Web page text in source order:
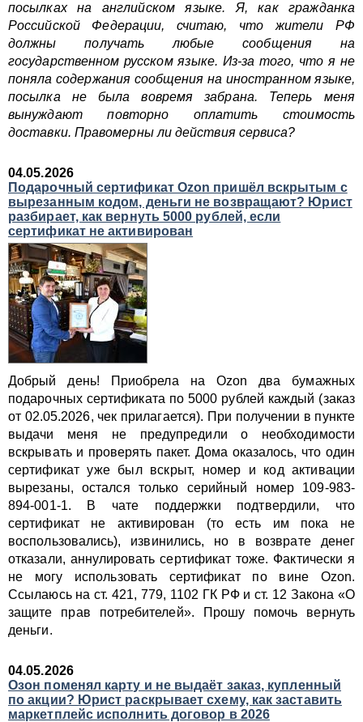
посылках на английском языке. Я, как гражданка
Российской Федерации, считаю, что жители РФ
должны получать любые сообщения на
государственном русском языке. Из-за того, что я не
поняла содержания сообщения на иностранном языке,
посылка не была вовремя забрана. Теперь меня
вынуждают повторно оплатить стоимость
доставки. Правомерны ли действия сервиса?
04.05.2026
Подарочный сертификат Ozon пришёл вскрытым с
вырезанным кодом, деньги не возвращают? Юрист
разбирает, как вернуть 5000 рублей, если
сертификат не активирован
Добрый день! Приобрела на Ozon два бумажных
подарочных сертификата по 5000 рублей каждый (заказ
от 02.05.2026, чек прилагается). При получении в пункте
выдачи меня не предупредили о необходимости
вскрывать и проверять пакет. Дома оказалось, что один
сертификат уже был вскрыт, номер и код активации
вырезаны, остался только серийный номер 109-983-
894-001-1. В чате поддержки подтвердили, что
сертификат не активирован (то есть им пока не
воспользовались), извинились, но в возврате денег
отказали, аннулировать сертификат тоже. Фактически я
не могу использовать сертификат по вине Ozon.
Ссылаюсь на ст. 421, 779, 1102 ГК РФ и ст. 12 Закона «О
защите прав потребителей». Прошу помочь вернуть
деньги.
04.05.2026
Озон поменял карту и не выдаёт заказ, купленный
по акции? Юрист раскрывает схему, как заставить
маркетплейс исполнить договор в 2026